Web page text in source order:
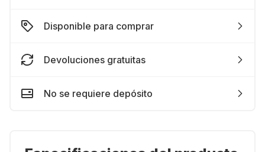
Disponible para comprar
Devoluciones gratuitas
No se requiere depósito